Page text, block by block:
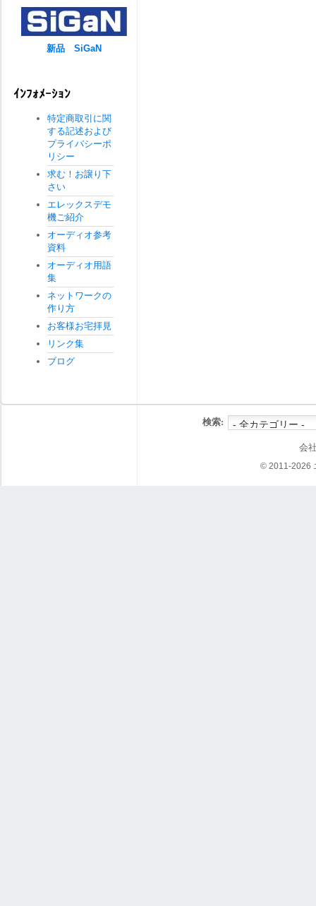
新品 SiGaN
ｲﾝﾌｫﾒｰｼｮﾝ
特定商取引に関
する記述および
プライバシーポ
リシー
求む！お譲り下
さい
エレックスデモ
機ご紹介
オーディオ参考
資料
オーディオ用語
集
ネットワークの
作り方
お客様お宅拝見
リンク集
ブログ
検索:
会
© 2011-2026